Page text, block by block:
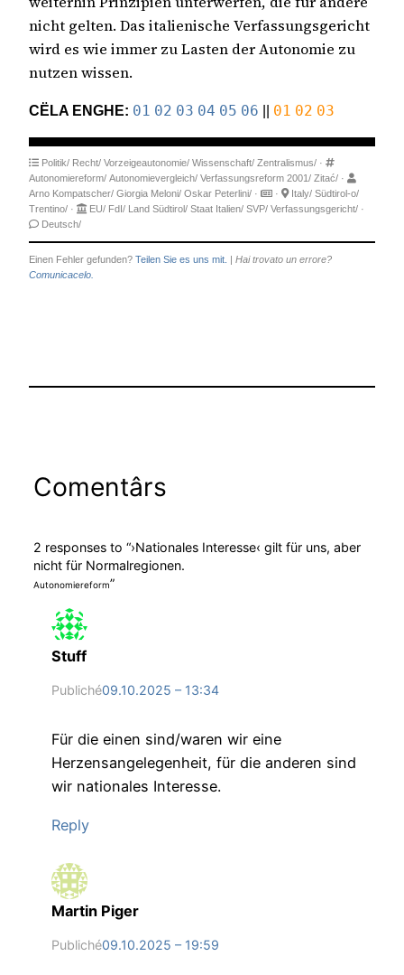
nicht gelten. Das italienische Verfassungsgericht
wird es wie immer zu Lasten der Autonomie zu
nutzen wissen.
CËLA ENGHE: 01 02 03 04 05 06 || 01 02 03
Politik/ Recht/ Vorzeigeautonomie/ Wissenschaft/ Zentralismus/ ·
Autonomiereform/ Autonomievergleich/ Verfassungsreform 2001/ Zitać/ ·
Arno Kompatscher/ Giorgia Meloni/ Oskar Peterlini/ · · Italy/ Südtirol-o/
Trentino/ · EU/ FdI/ Land Südtirol/ Staat Italien/ SVP/ Verfassungsgericht/ ·
Deutsch/
Einen Fehler gefunden? Teilen Sie es uns mit.
Hai trovato un errore?
Comunicacelo.
Comentârs
2 responses to “›Nationales Interesse‹ gilt für uns, aber
nicht für Normalregionen.
Autonomiereform”
Stuff
Publiché09.10.2025 – 13:34
Für die einen sind/waren wir eine
Herzensangelegenheit, für die anderen sind
wir nationales Interesse.
Reply
Martin Piger
Publiché09.10.2025 – 19:59